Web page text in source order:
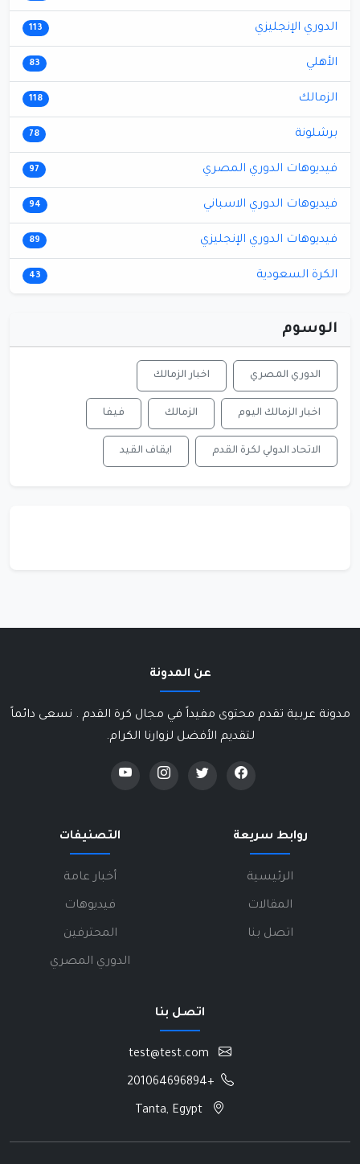
الدوري الإنجليزي 113
الأهلي 83
الزمالك 118
برشلونة 78
فيديوهات الدوري المصري 97
فيديوهات الدوري الاسباني 94
فيديوهات الدوري الإنجليزي 89
الكرة السعودية 43
الوسوم
الدوري المصري اخبار الزمالك
اخبار الزمالك اليوم الزمالك فيفا
الاتحاد الدولي لكرة القدم ايقاف القيد
عن المدونة
مدونة عربية تقدم محتوى مفيداً في مجال كرة القدم . نسعى دائماً
لتقديم الأفضل لزوارنا الكرام.
روابط سريعة
الرئيسية
المقالات
اتصل بنا
التصنيفات
أخبار عامة
فيديوهات
المحترفين
الدوري المصري
اتصل بنا
+201064696894